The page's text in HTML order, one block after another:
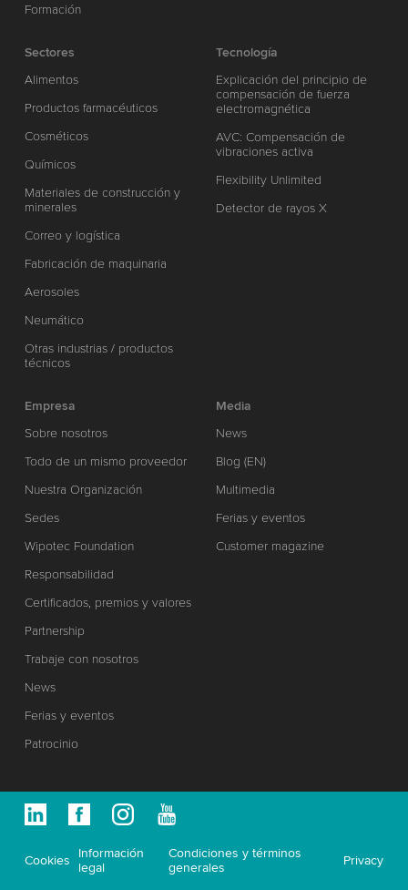
Formación
Sectores
Alimentos
Productos farmacéuticos
Cosméticos
Químicos
Materiales de construcción y
minerales
Correo y logística
Fabricación de maquinaria
Aerosoles
Neumático
Otras industrias / productos
técnicos
Tecnología
Explicación del principio de
compensación de fuerza
electromagnética
AVC: Compensación de
vibraciones activa
Flexibility Unlimited
Detector de rayos X
Empresa
Sobre nosotros
Todo de un mismo proveedor
Nuestra Organización
Sedes
Wipotec Foundation
Responsabilidad
Certificados, premios y valores
Partnership
Trabaje con nosotros
News
Ferias y eventos
Patrocinio
Media
News
Blog (EN)
Multimedia
Ferias y eventos
Customer magazine
Cookies
Información
legal
Condiciones y términos
generales
Privacy